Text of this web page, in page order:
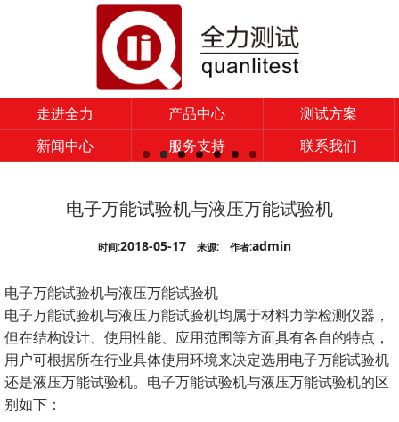
走进全力 产品中心
测试方案
新闻中心
服务支持 联系我们
电子万能试验机与液压万能试验机
时间:2018-05-17 来源: 作者:admin
电子万能试验机与液压万能试验机
电子万能试验机与液压万能试验机均属于材料力学检测仪器，
但在结构设计、使用性能、应用范围等方面具有各自的特点，
用户可根据所在行业具体使用环境来决定选用电子万能试验机
还是液压万能试验机。电子万能试验机与液压万能试验机的区
别如下：